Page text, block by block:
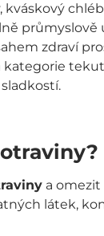
kváskový
průmyslově
zdraví
a
látek,